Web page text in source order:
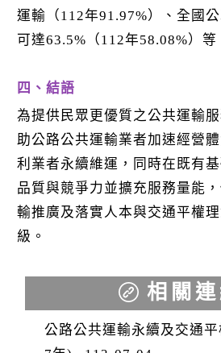
運輸（112年91.97%）、全國
可達63.5%（112年58.08%）等
四、結語
為提供民眾更優質之公共運輸
助公路公共運輸業者加速經營
利業者永續維運，同時在既有
品質與競爭力並擴充服務量能
輸推廣及落實人本與交通平權
級。
相關連
公路公共運輸永續及交通